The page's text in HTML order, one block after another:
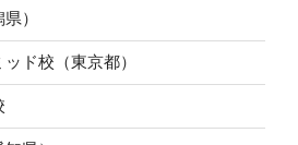
）
ド校（東京都）